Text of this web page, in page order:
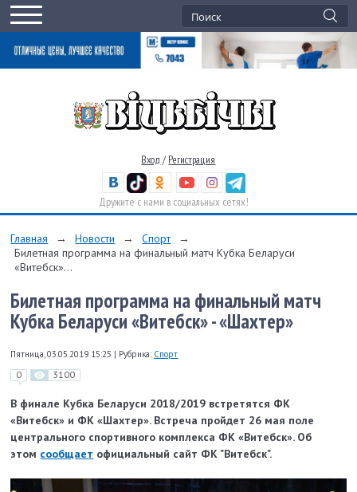
Вход / Регистрация
Дружите с нами в социальных сетях!
Главная → Новости → Спорт
→
Билетная программа на финальный матч Кубка Беларуси
«Витебск»...
Билетная программа на финальный матч
Кубка Беларуси «Витебск» - «Шахтер»
Пятница, 03.05.2019 15:25 | Рубрика: Спорт
0 3100
В финале Кубка Беларуси 2018/2019 встретятся ФК
«Витебск» и ФК «Шахтер». Встреча пройдет 26 мая поле
центрального спортивного комплекса ФК «Витебск». Об
этом сообщает официальный сайт ФК "Витебск".